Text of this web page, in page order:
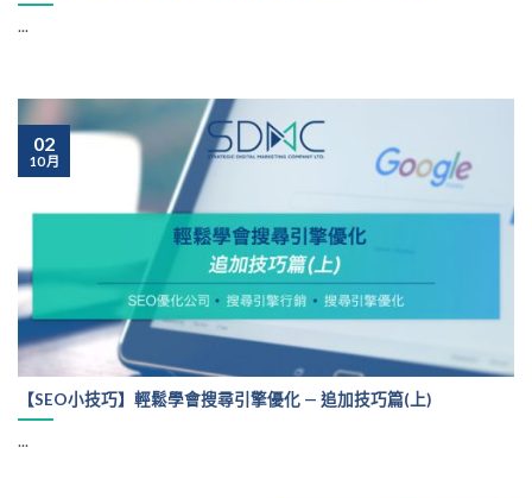
...
【SEO小技巧】輕鬆學會搜尋引擎優化 — 追加技巧篇(上)
...
02
10 月